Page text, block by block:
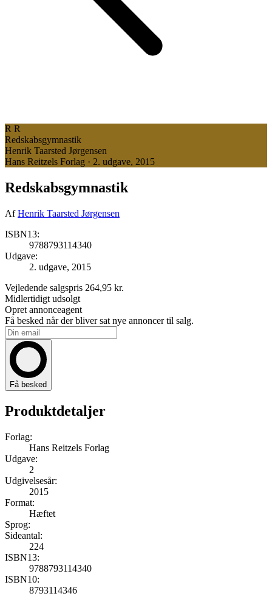
R R
Redskabsgymnastik
Henrik Taarsted Jørgensen
Hans Reitzels Forlag · 2. udgave, 2015
Redskabsgymnastik
AfHenrik Taarsted Jørgensen
ISBN13:
9788793114340
Udgave:
2. udgave, 2015
Vejledende salgspris 264,95 kr.
Midlertidigt udsolgt
Opret annonceagent
Få besked når der bliver sat nye annoncer til salg.
Få besked
Produktdetaljer
Forlag:
Hans Reitzels Forlag
Udgave:
2
Udgivelsesår:
2015
Format:
Hæftet
Sprog:
Sideantal:
224
ISBN13:
9788793114340
ISBN10:
8793114346